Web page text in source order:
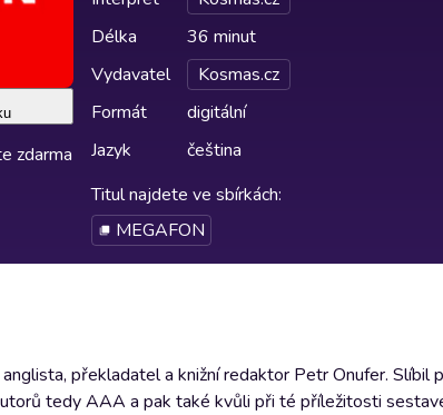
zdarma
Délka
36 minut
Vydavatel
Kosmas.cz
Formát
digitální
Jazyk
čeština
Titul najdete ve sbírkách:
MEGAFON
překladatel a knižní redaktor Petr Onufer. Slíbil
tedy AAA a pak také kvůli při té příležitosti